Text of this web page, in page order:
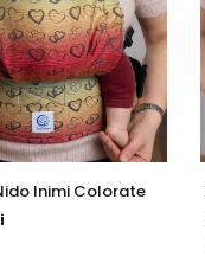
Inimi Colorate